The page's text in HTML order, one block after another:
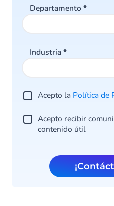
Departamento *
Industria*
Acepto la Política de
Acepto recibir
contenido útil